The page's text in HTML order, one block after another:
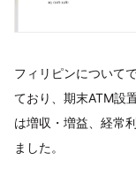
フィリピンについて
ており、期末ATM設
は増収・増益、経常
ました。